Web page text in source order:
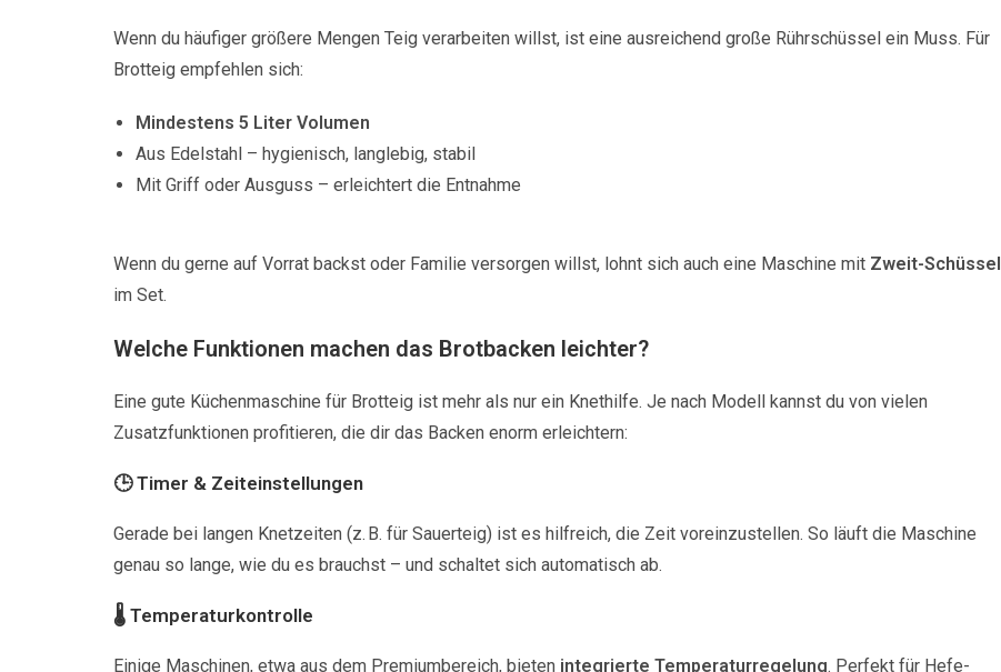
Wenn du häufiger größere Mengen Teig verarbeiten willst, ist eine ausreichend große Rührschüssel ein Muss. Für
Brotteig empfehlen sich:
Mindestens 5 Liter Volumen
Aus Edelstahl – hygienisch, langlebig, stabil
Mit Griff oder Ausguss – erleichtert die Entnahme
Wenn du gerne auf Vorrat backst oder Familie versorgen willst, lohnt sich auch eine Maschine mit Zweit-Schüssel
im Set.
Welche Funktionen machen das Brotbacken leichter?
Eine gute Küchenmaschine für Brotteig ist mehr als nur ein Knethilfe. Je nach Modell kannst du von vielen
Zusatzfunktionen profitieren, die dir das Backen enorm erleichtern:
🕒 Timer & Zeiteinstellungen
Gerade bei langen Knetzeiten (z. B. für Sauerteig) ist es hilfreich, die Zeit voreinzustellen. So läuft die Maschine
genau so lange, wie du es brauchst – und schaltet sich automatisch ab.
🌡️ Temperaturkontrolle
Einige Maschinen, etwa aus dem Premiumbereich, bieten integrierte Temperaturregelung. Perfekt für Hefe-